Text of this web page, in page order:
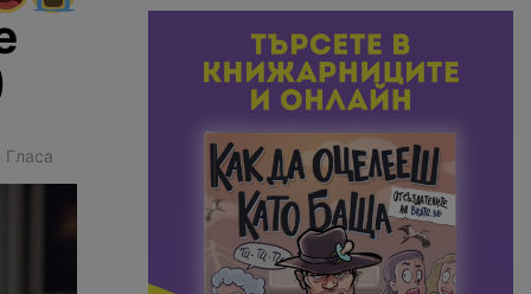
Гласа